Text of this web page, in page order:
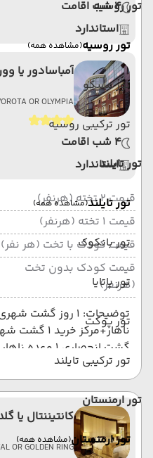
تور روسیه
تور روسیه(مشاهده همه)
تور مسکو
تور ترکیبی روسیه
تور تایلند
تور تایلند(مشاهده همه)
تور بانکوک
تور پاتایا
تور پوکت
تور ترکیبی تایلند
تور ارمنستان
تور ارمنستان(مشاهده همه)
4 شب اقامت
استاندارد
آمباسادور یا
OR OLYMPIA
4 شب اقامت
استاندارد
قیمت 2 تخته (هرنفر)
قیمت 1 تخته (هرنفر)
قیمت کودک با تخت (هر نفر)
قیمت کودک بدون تخت
(هرنفر)
گشت انحصاری 1 وعده ناهار + مرکز خرید
کانتیننتال یا
OR GOLDEN RING